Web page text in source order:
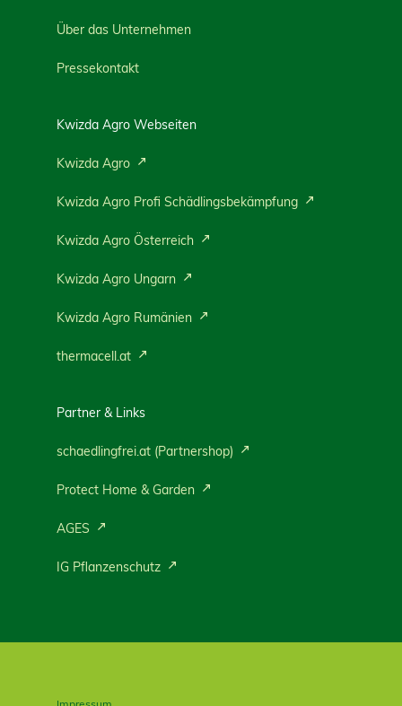
Über das Unternehmen
Pressekontakt
Kwizda Agro Webseiten
Kwizda Agro
Kwizda Agro Profi Schädlingsbekämpfung
Kwizda Agro Österreich
Kwizda Agro Ungarn
Kwizda Agro Rumänien
thermacell.at
Partner & Links
schaedlingfrei.at (Partnershop)
Protect Home & Garden
AGES
IG Pflanzenschutz